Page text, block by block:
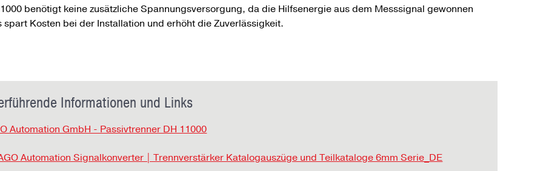
benötigt keine zusätzliche Spannungs­ver­sor­gung, da die Hilfs­energie aus dem Mess­signal gewonnen
spart Kosten bei der Installation und erhöht die Zuver­lässig­keit.
Informationen und Links
Automation GmbH - Passivtrenner DH 11000
Automation Signalkonverter | Trennverstärker Katalogauszüge und Teilkataloge 6mm Serie_DE